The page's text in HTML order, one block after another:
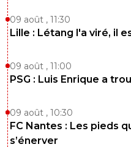
09 août , 11:30
Lille : Létang l'a viré, il
09 août , 11:00
PSG : Luis Enrique a
09 août , 10:30
FC Nantes : Les pieds
s’énerver